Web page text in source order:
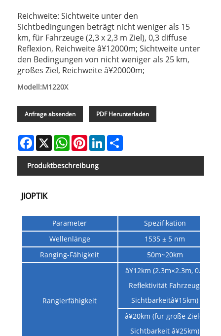
Reichweite: Sichtweite unter den
Sichtbedingungen beträgt nicht weniger als 15
km, für Fahrzeuge (2,3 x 2,3 m Ziel), 0,3 diffuse
Reflexion, Reichweite â¥12000m; Sichtweite unter
den Bedingungen von nicht weniger als 25 km,
großes Ziel, Reichweite â¥20000m;
Modell:M1220X
Anfrage absenden PDF Herunterladen
Facebook
X WhatsAppPinterestLinkedIn
Produktbeschreibung
JIOPTIK
Parameter
Spezifikation
Wellenlänge
1535 ± 5 nm
Ranging-Fähigkeit
50m~20km
Rangierfähigkeit
â¥12km (2.3m×2.3m, 0.3
Reflektivität Fahrzeug,
Sichtbarkeitâ¥15km)
â¥20km (für große Ziele,
Sichtbarkeit â¥25km)